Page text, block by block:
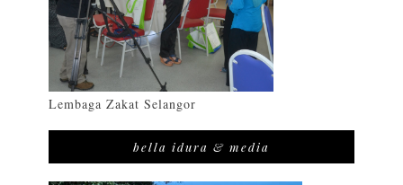
Lembaga Zakat Selangor
bella idura & media